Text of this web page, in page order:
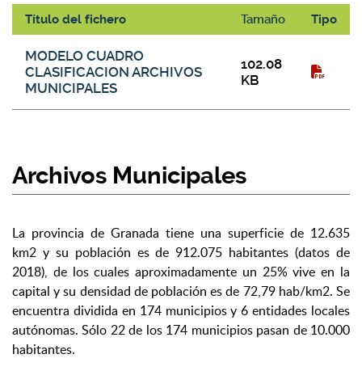
Título del fichero Tamaño Tipo
MODELO CUADRO
CLASIFICACION ARCHIVOS
MUNICIPALES
102.08
KB
Archivos Municipales
La provincia de Granada tiene una superficie de 12.635
km2 y su población es de 912.075 habitantes (datos de
2018), de los cuales aproximadamente un 25% vive en la
capital y su densidad de población es de 72,79 hab/km2. Se
encuentra dividida en 174 municipios y 6 entidades locales
autónomas. Sólo 22 de los 174 municipios pasan de 10.000
habitantes.